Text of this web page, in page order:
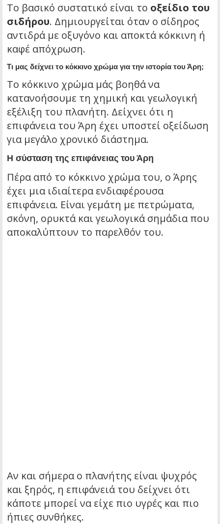
Το βασικό συστατικό είναι το οξείδιο του
σιδήρου. Δημιουργείται όταν ο σίδηρος
αντιδρά με οξυγόνο και αποκτά κόκκινη ή
καφέ απόχρωση.
Τι μας δείχνει το κόκκινο χρώμα για την ιστορία του Άρη;
Το κόκκινο χρώμα μάς βοηθά να
κατανοήσουμε τη χημική και γεωλογική
εξέλιξη του πλανήτη. Δείχνει ότι η
επιφάνεια του Άρη έχει υποστεί οξείδωση
για μεγάλο χρονικό διάστημα.
Η σύσταση της επιφάνειας του Άρη
Πέρα από το κόκκινο χρώμα του, ο Άρης
έχει μια ιδιαίτερα ενδιαφέρουσα
επιφάνεια. Είναι γεμάτη με πετρώματα,
σκόνη, ορυκτά και γεωλογικά σημάδια που
αποκαλύπτουν το παρελθόν του.
Αν και σήμερα ο πλανήτης είναι ψυχρός
και ξηρός, η επιφάνειά του δείχνει ότι
κάποτε μπορεί να είχε πιο υγρές και πιο
ήπιες συνθήκες.